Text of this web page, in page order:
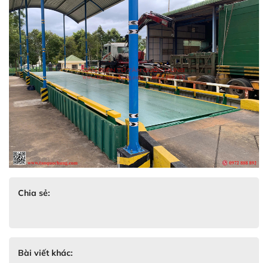
Chia sẻ:
Bài viết khác: